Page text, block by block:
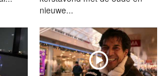
nieuwe...